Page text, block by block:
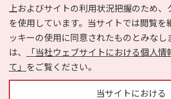
上およびサイトの利用状況把握のため、
を使用しています。当サイトでは閲覧を
ッキーの使用に同意されたものとみなし
は、
「当社ウェブサイトにおける個人
て」 をご覧ください。
当サイトにおける
e-NAVITA（イーナビタ）とは？ お気に
利用規約
個人情報の取り扱いについて
サイトマップ
広告掲載に関するお